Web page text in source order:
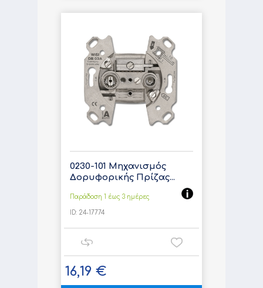
0230-101 Μηχανισμός
Δορυφορικής Πρίζας...
Παράδοση 1 έως 3 ημέρες
ID: 24-17774
16,19 €